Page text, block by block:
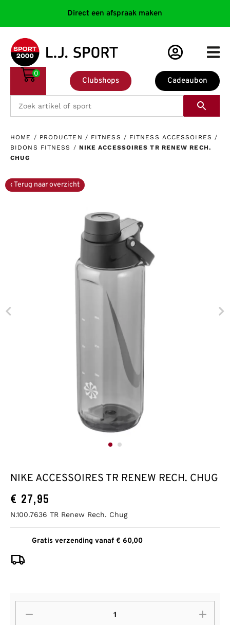
Direct een afspraak maken
Cadeaubon
Clubshops
0
HOME / PRODUCTEN / FITNESS / FITNESS ACCESSOIRES /
BIDONS FITNESS / NIKE ACCESSOIRES TR RENEW RECH.
CHUG
NIKE ACCESSOIRES TR RENEW RECH. CHUG
€ 27,95
N.100.7636 TR Renew Rech. Chug
Gratis verzending vanaf € 60,00